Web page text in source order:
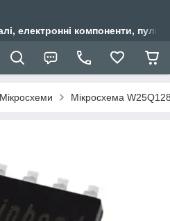
електронні компоненти,
Мікросхеми Мікросхема